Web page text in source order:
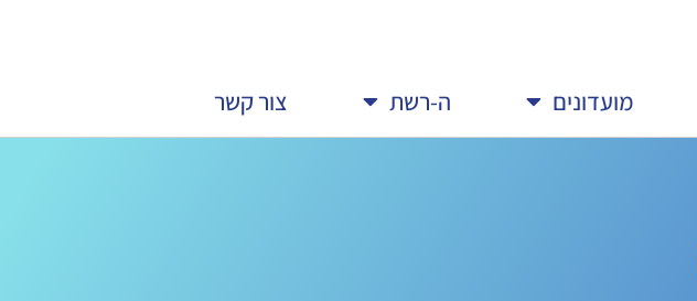
מועדונים ה-רשת צור קשר